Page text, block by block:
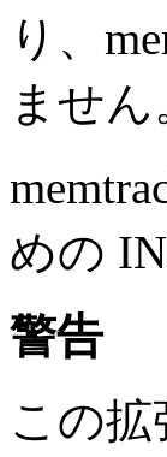
り、
ません
めの
警告
この